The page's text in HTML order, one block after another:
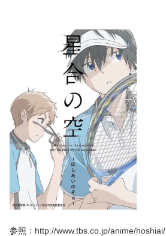
参照：http://www.tbs.co.jp/anime/hoshiai/